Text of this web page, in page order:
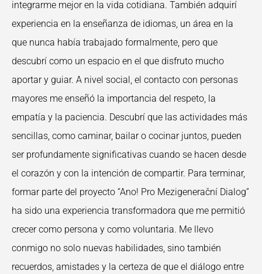
integrarme mejor en la vida cotidiana. También adquirí
experiencia en la enseñanza de idiomas, un área en la
que nunca había trabajado formalmente, pero que
descubrí como un espacio en el que disfruto mucho
aportary guiar. A nivel social, el contacto con personas
mayores me enseñó la importancia del respeto, la
empatía y la paciencia. Descubrí que las actividades más
sencillas, como caminar, bailar o cocinar juntos, pueden
ser profundamente significativas cuando se hacen desde
el corazón y con la intención de compartir. Para terminar,
formar parte del proyecto “Ano! Pro Mezigenerační Dialog”
ha sido una experiencia transformadora que me permitió
crecer como persona y como voluntaria. Me llevo
conmigo no solo nuevas habilidades, sino también
recuerdos, amistades y la certeza de que el diálogo entre